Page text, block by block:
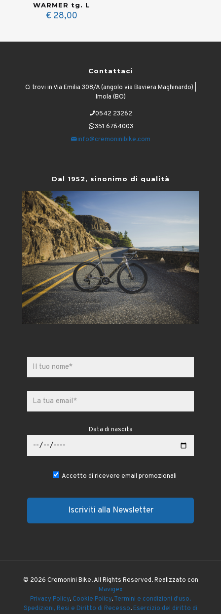
WARMER tg. L
€ 28,00
Contattaci
Ci trovi in Via Emilia 308/A (angolo via Baviera Maghinardo) |
Imola (BO)
0542 23262
351 6764003
info@cremoninibike.com
Dal 1952, sinonimo di qualità
Data di nascita
Accetto di ricevere email promozionali
© 2026 Cremonini Bike. All Rights Reserved. Realizzato con
Mavigex
Privacy Policy. Cookie Policy.Termini e condizioni d'uso.
Spedizioni, Resi e Diritto di Recesso. Esercizio del diritto di